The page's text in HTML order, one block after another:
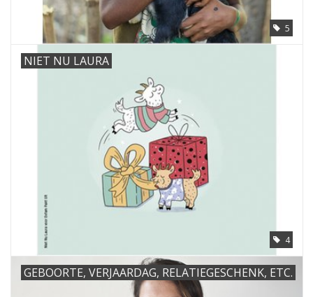
5
NIET NU LAURA
4
GEBOORTE, VERJAARDAG, RELATIEGESCHENK, ETC.